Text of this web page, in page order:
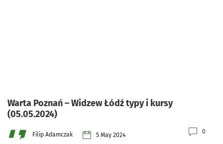
Warta Poznań – Widzew Łódź typy i kursy
(05.05.2024)
Filip Adamczak 5 May 2024 0